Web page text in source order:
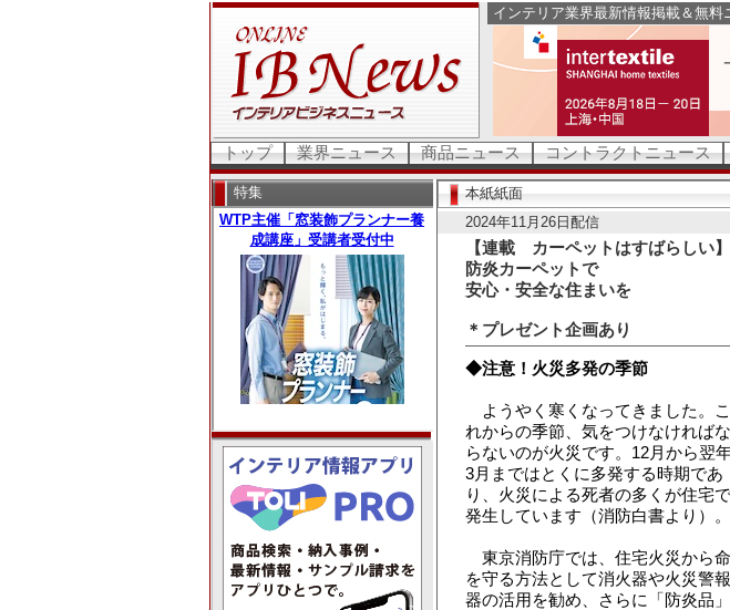
インテリア業界最新情報掲載＆無
トップ 業界ニュース 商品ニュース コントラクトニュース
特集
本紙紙面
2024年11月26日配信
【連載 カーペットはすばらしい
防炎カーペットで
安心・安全な住まいを
＊プレゼント企画あり
◆注意！火災多発の季節
ようやく寒くなってきました。こ
れからの季節、気をつけなければな
らないのが火災です。12月から翌
3月まではとくに多発する時期であ
り、火災による死者の多くが住宅で
発生しています（消防白書より）。
東京消防庁では、住宅火災から命
を守る方法として消火器や火災警報
器の活用を勧め、さらに「防炎品」